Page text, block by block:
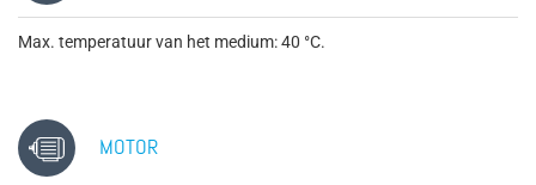
Max. temperatuur van het medium: 40 °C.
MOTOR